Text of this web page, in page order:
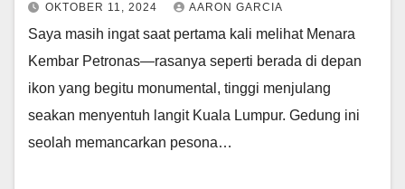
OKTOBER 11, 2024 AARON GARCIA
Saya masih ingat saat pertama kali melihat Menara
Kembar Petronas—rasanya seperti berada di depan
ikon yang begitu monumental, tinggi menjulang
seakan menyentuh langit Kuala Lumpur. Gedung ini
seolah memancarkan pesona…